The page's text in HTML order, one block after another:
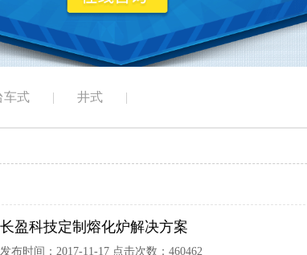
车式 | 井式 |
长盈科技定制熔化炉解决方案
发布时间：2017-11-17 点击次数：460462